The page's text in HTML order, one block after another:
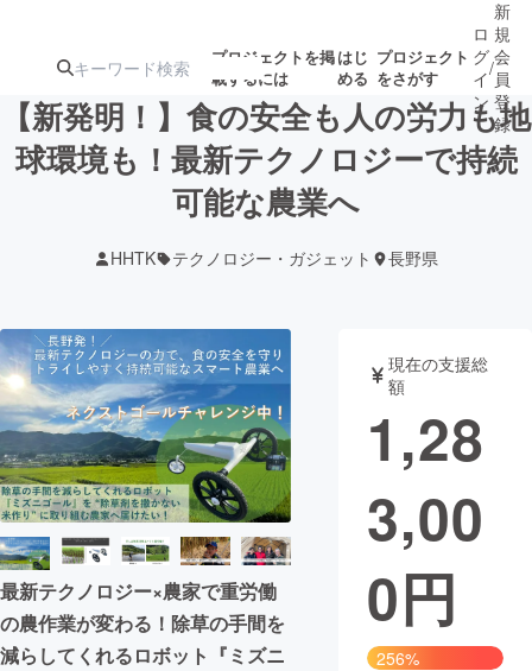
プロジェクトを掲
載するには
はじ
める
プロジェクト
をさがす
注目の新着プロ募集終了が近いプ
テクノロジー・ガジェット
映像・映画 書籍・雑誌
ビジネス・起業 チャレンジ
まちづくり・地域活性化
CAMPFIRE for Social Good
CAMPFIRE Creation
ロ
グ
イ
ン
/
新
規
会
員
登
録
【新発明！】食の安全も人の労力も地
球環境も！最新テクノロジーで持続
可能な農業へ
HHTK テクノロジー・ガジェット 長野県
最新テクノロジー×農家で重労働
の農作業が変わる！除草の手間を
減らしてくれるロボット『ミズニ
現在の支援総
額
1,28
3,00
0円
256%